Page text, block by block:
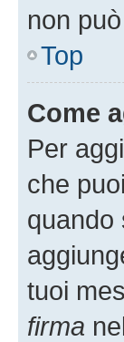
non
Top
Come
Per
che
quando
tuoi
firma